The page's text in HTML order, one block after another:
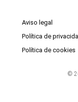
Aviso legal
Política de
Política de cookies
©